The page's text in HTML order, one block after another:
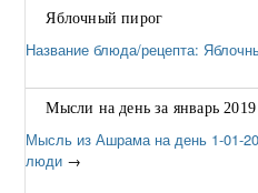
Яблочный пирог
Название блюда/рецепта:
Мысли на день за январь 2019
Мысль из Ашрама на день 1-01-
люди →